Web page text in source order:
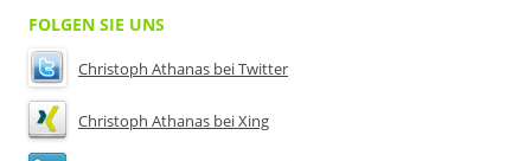
FOLGEN SIE UNS
Christoph Athanas bei Twitter
Christoph Athanas bei Xing